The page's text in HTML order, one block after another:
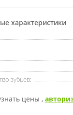
характеристики
зубьев:
цены ,